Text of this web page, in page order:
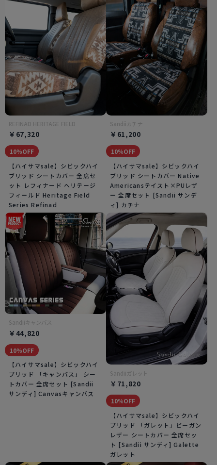
REFINAD HERITAGE FIELD
￥67,320
10％OFF
【ハイサマsale】シビックハイ
ブリッド シートカバー 全席セ
ット レフィナード ヘリテージ
フィールド Heritage Field
Series Refinad
Sandiiカチナ
￥61,200
10％OFF
【ハイサマsale】シビックハイ
ブリッド シートカバー Native
Americansテイスト×PUレザ
ー 全席セット [Sandii サンデ
ィ] カチナ
Sandiiキャンバス
￥44,820
10％OFF
【ハイサマsale】シビックハイ
ブリッド 「キャンバス」 シー
トカバー 全席セット [Sandii
サンディ] Canvasキャンバス
Sandiiガレット
￥71,820
10％OFF
【ハイサマsale】シビックハイ
ブリッド 「ガレット」ビーガン
レザー シートカバー 全席セッ
ト [Sandii サンディ] Galette
ガレット